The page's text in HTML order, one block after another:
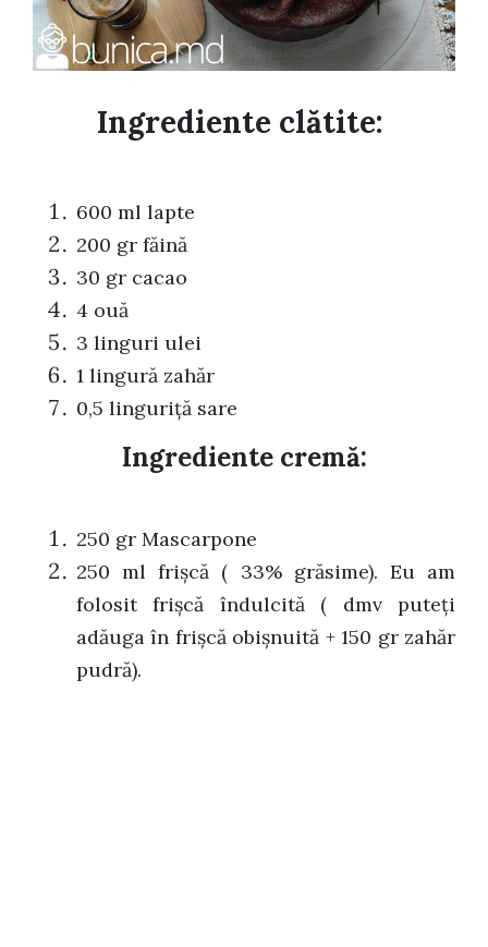
Ingrediente clătite:
600 ml lapte
200 gr făină
30 gr cacao
4 ouă
3 linguri ulei
1 lingură zahăr
0,5 linguriță sare
Ingrediente cremă:
250 gr Mascarpone
250 ml frișcă ( 33% grăsime). Eu am
folosit frișcă îndulcită ( dmv puteți
adăuga în frișcă obișnuită + 150 gr zahăr
pudră).